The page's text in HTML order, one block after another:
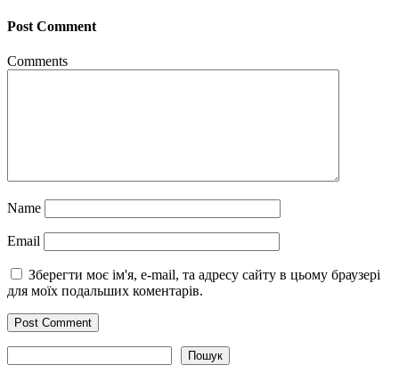
Post Comment
Comments
Name
Email
Зберегти моє ім'я, e-mail, та адресу сайту в цьому браузері
для моїх подальших коментарів.
Пошук